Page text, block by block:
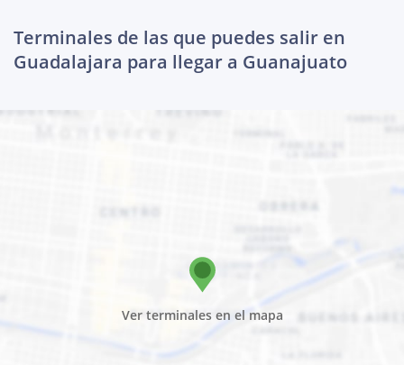
Terminales de las que puedes salir en
Guadalajara para llegar a Guanajuato
Ver terminales en el mapa